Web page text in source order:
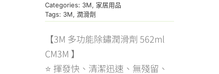
Categories: 3M, 家居用品
Tags: 3M,潤滑劑
【3M 多功能除鏽潤滑劑 562ml
CM3M 】
⭐ 揮發快、清潔迅速、無殘留、